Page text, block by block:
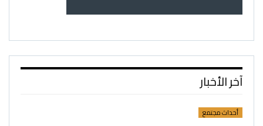
آخر الأخبار
أحداث مجتمع